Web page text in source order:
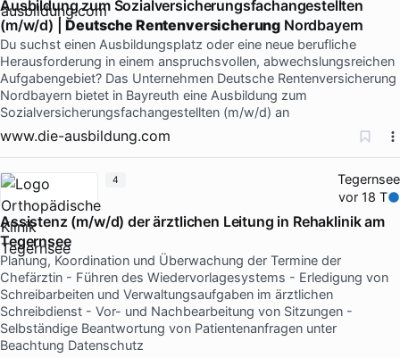
Ausbildung zum Sozialversicherungsfachangestellten
(m/w/d) |Deutsche Rentenversicherung Nordbayern
Du suchst einen Ausbildungsplatz oder eine neue berufliche
Herausforderung in einem anspruchsvollen, abwechslungsreichen
Aufgabengebiet? Das Unternehmen Deutsche Rentenversicherung
Nordbayern bietet in Bayreuth eine Ausbildung zum
Sozialversicherungsfachangestellten (m/w/d) an
www.die-ausbildung.com
Tegernsee
vor 18 T
Assistenz (m/w/d) der ärztlichen Leitung in Rehaklinik am
Tegernsee
Planung, Koordination und Überwachung der Termine der
Chefärztin - Führen des Wiedervorlagesystems - Erledigung von
Schreibarbeiten und Verwaltungsaufgaben im ärztlichen
Schreibdienst - Vor- und Nachbearbeitung von Sitzungen -
Selbständige Beantwortung von Patientenanfragen unter
Beachtung Datenschutz
4